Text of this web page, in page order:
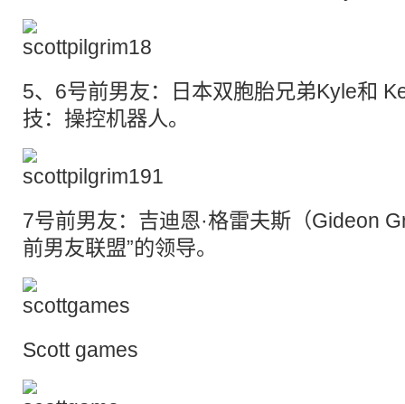
5、6号前男友：日本双胞胎兄弟Kyle和
技：操控机器人。
7号前男友：吉迪恩·格雷夫斯（Gideon
前男友联盟”的领导。
Scott games